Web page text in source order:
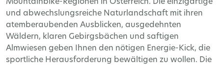
Mountainbike-Regionen in Österreich. Die einzigartige
und abwechslungsreiche Naturlandschaft mit ihren
atemberaubenden Ausblicken, ausgedehnten
Wäldern, klaren Gebirgsbächen und saftigen
Almwiesen geben Ihnen den nötigen Energie-Kick, die
sportliche Herausforderung bewältigen zu wollen. Die